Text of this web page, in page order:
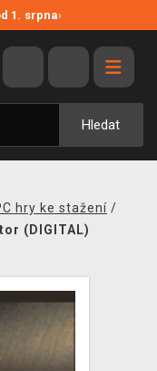
1. srpna›
Hledat
hry ke stažení /
(DIGITAL)